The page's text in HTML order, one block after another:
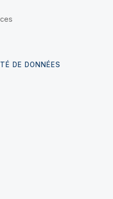
DE DONNÉES